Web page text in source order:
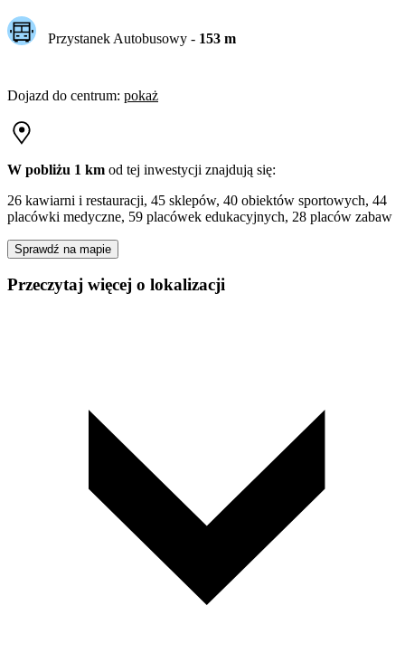
Przystanek Autobusowy - 153m
Dojazd do centrum: pokaż
W pobliżu 1 km od tej inwestycji znajdują się:
26 kawiarni i restauracji, 45 sklepów, 40 obiektów sportowych, 44
placówki medyczne, 59 placówek edukacyjnych, 28 placów zabaw
Sprawdź na mapie
Przeczytaj więcej o lokalizacji